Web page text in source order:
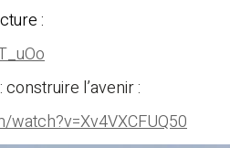
:
l’avenir :